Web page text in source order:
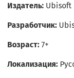
Издатель: Ubisoft
Разработчик:
Возраст: 7+
Локализация: